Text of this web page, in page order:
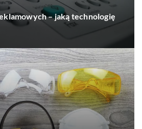
– jaką technologię